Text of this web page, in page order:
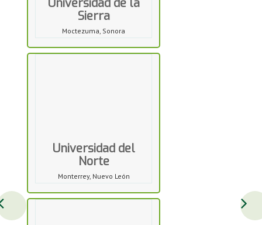
Universidad de la
Sierra
Moctezuma, Sonora
Universidad del
Norte
Monterrey, Nuevo León